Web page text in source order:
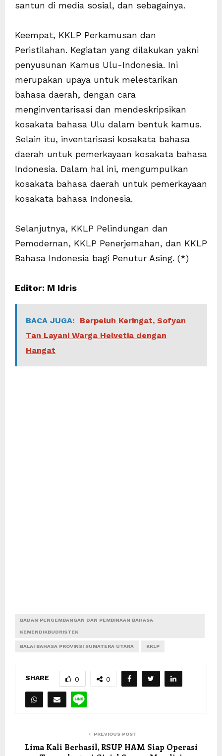
santun di media sosial, dan sebagainya.
Keempat, KKLP Perkamusan dan
Peristilahan. Kegiatan yang dilakukan yakni
penyusunan Kamus Ulu-Indonesia. Ini
merupakan upaya untuk melestarikan
bahasa daerah, dengan cara
menginventarisasi dan mendeskripsikan
kosakata bahasa Ulu dalam bentuk kamus.
Selain itu, inventarisasi kosakata bahasa
daerah untuk pemerkayaan kosakata bahasa
Indonesia. Dalam hal ini, mengumpulkan
kosakata bahasa daerah untuk pemerkayaan
kosakata bahasa Indonesia.
Selanjutnya, KKLP Pelindungan dan
Pemodernan, KKLP Penerjemahan, dan KKLP
Bahasa Indonesia bagi Penutur Asing. (*)
Editor: M Idris
BACA JUGA:
Berpeluh Keringat, Sofyan
Tan Layani Warga Helvetia dengan
Hangat
BADAN PENGEMBANGAN DAN PEMBINAAN BAHASA
KEMENDIKBUDRISTEK
BALAI BAHASA PROVINSI SUMATERA UTARA KKLP
SHARE 0 0
PREVIOUS POST
Lima Kali Berhasil, RSUP HAM Siap Operasi